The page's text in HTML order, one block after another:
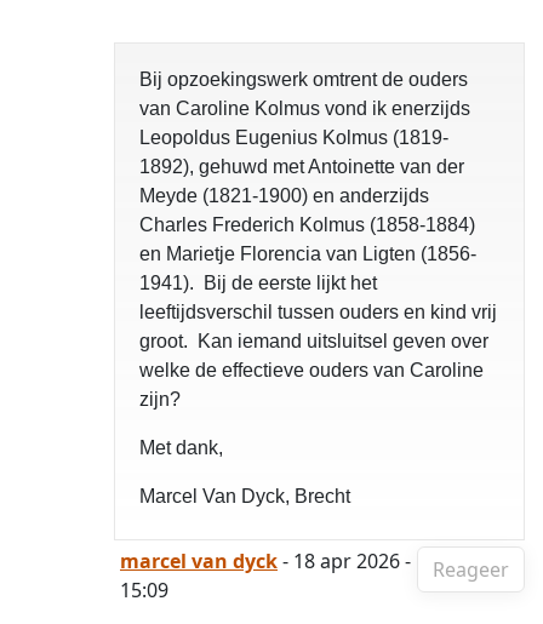
Bij opzoekingswerk omtrent de ouders
van Caroline Kolmus vond ik enerzijds
Leopoldus Eugenius Kolmus (1819-
1892), gehuwd met Antoinette van der
Meyde (1821-1900) en anderzijds
Charles Frederich Kolmus (1858-1884)
en Marietje Florencia van Ligten (1856-
1941). Bij de eerste lijkt het
leeftijdsverschil tussen ouders en kind vrij
groot. Kan iemand uitsluitsel geven over
welke de effectieve ouders van Caroline
zijn?
Met dank,
Marcel Van Dyck, Brecht
Reageer
marcel van dyck- 18 apr 2026 -
15:09